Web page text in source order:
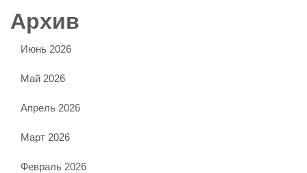
Архив
Июнь 2026
Май 2026
Апрель 2026
Март 2026
Февраль 2026